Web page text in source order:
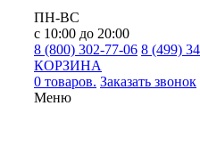
ПН-ВС
с 10:00 до 20:00
8 (800) 302-77-06 8 (499)
КОРЗИНА
0 товаров. Заказать звонок
Меню